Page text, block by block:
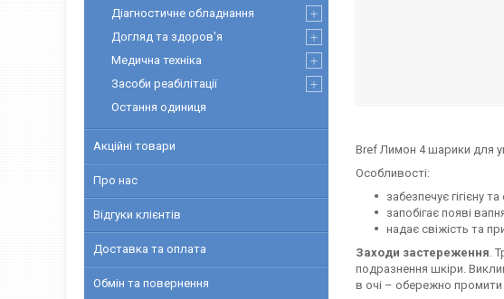
Bref Лимон 4 шарики для
Особливості:
забезпечує гігієну
запобігає появі
надає свіжість та
Заходи застереження.
подразнення шкіри.
в очі – обережно промити
Діагностичне обладнання
Догляд та здоров'я
Медична техніка
Засоби реабілітації
Остання одиниця
Акційні товари
Про нас
Відгуки клієнтів
Доставка та оплата
Обмін та повернення